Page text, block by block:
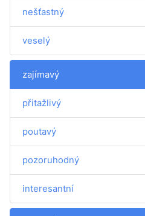
nešťastný
veselý
zajímavý
přitažlivý
poutavý
pozoruhodný
interesantní